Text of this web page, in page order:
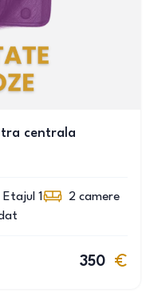
centrala
Etajul 1 2 camere
350